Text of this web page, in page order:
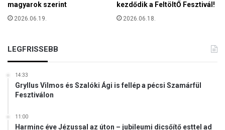
á
e
l
l
magyarok szerint
2026.06.19.
kezdődik a FeltöltŐ Fesztivál!
2026.06.18.
LEGFRISSEBB
14:33
Gryllus Vilmos és Szalóki Ági is fellép a pécsi Szamárfül
Fesztiválon
11:00
Harminc éve Jézussal az úton – jubileumi dicsőítő esttel ad